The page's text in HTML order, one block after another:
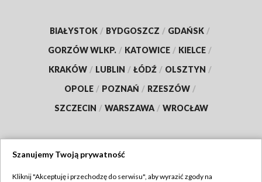
BIAŁYSTOK / BYDGOSZCZ / GDAŃSK /
GORZÓW WLKP. / KATOWICE / KIELCE /
KRAKÓW / LUBLIN / ŁÓDŹ / OLSZTYN /
OPOLE / POZNAŃ / RZESZÓW /
SZCZECIN / WARSZAWA / WROCŁAW
Szanujemy Twoją prywatność
Kliknij "Akceptuję i przechodzę do serwisu", aby wyrazić zgody na